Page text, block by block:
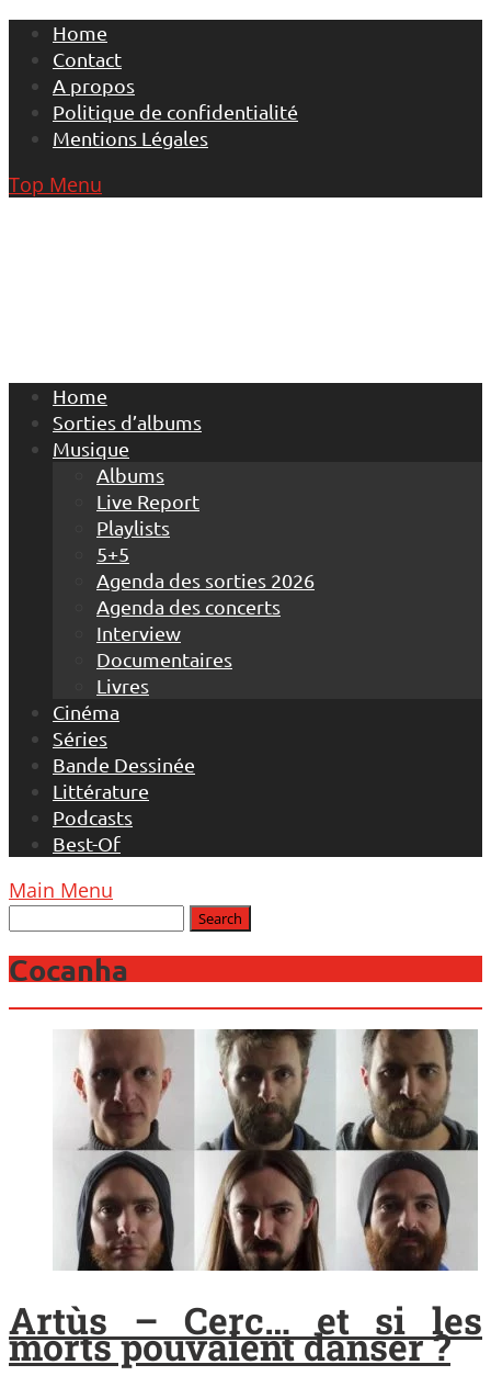
Skip
content
Home
Contact
A propos
Politique de confidentialité
Mentions Légales
Top Menu
Home
Sorties d’albums
Musique
Albums
Live Report
Playlists
5+5
Agenda des sorties 2026
Agenda des concerts
Interview
Documentaires
Livres
Cinéma
Séries
Bande Dessinée
Littérature
Podcasts
Best-Of
Main Menu
Cocanha
Artùs – Cerc… et si les
morts pouvaient danser ?